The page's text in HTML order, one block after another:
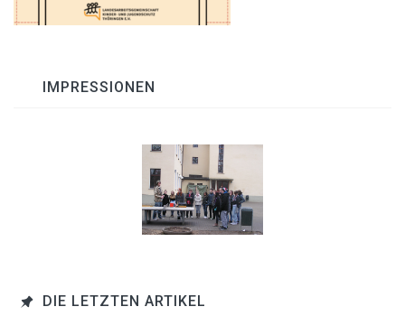
IMPRESSIONEN
DIE LETZTEN ARTIKEL